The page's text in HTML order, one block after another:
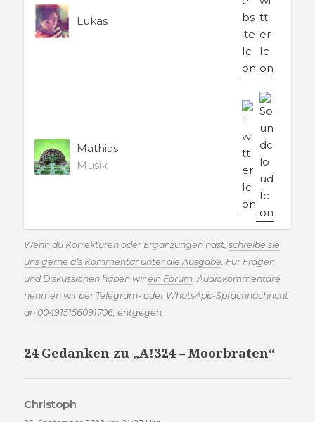
Lukas
Mathias
Musik
Wenn du Korrekturen oder Ergänzungen hast,schreibe sie
uns gerne als Kommentar unter die Ausgabe. Für Fragen
und Diskussionen haben wirein Forum. Audiokommentare
nehmen wir per Telegram- oder WhatsApp-Sprachnachricht
an004915156091706, entgegen.
24 Gedanken zu „A!324 – Moorbraten“
Christoph